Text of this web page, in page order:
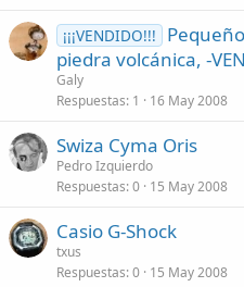
¡¡¡VENDIDO!!!
piedra volcánica, -
Galy
Respuestas 1 16 May 2008
Swiza Cyma Oris
Pedro Izquierdo
Respuestas 0 15 May 2008
Casio G-Shock
txus
Respuestas 0 15 May 2008